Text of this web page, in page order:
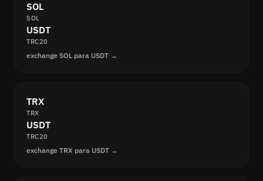
SOL
SOL
USDT
TRC20
exchange SOL para USDT →
TRX
TRX
USDT
TRC20
exchange TRX para USDT →